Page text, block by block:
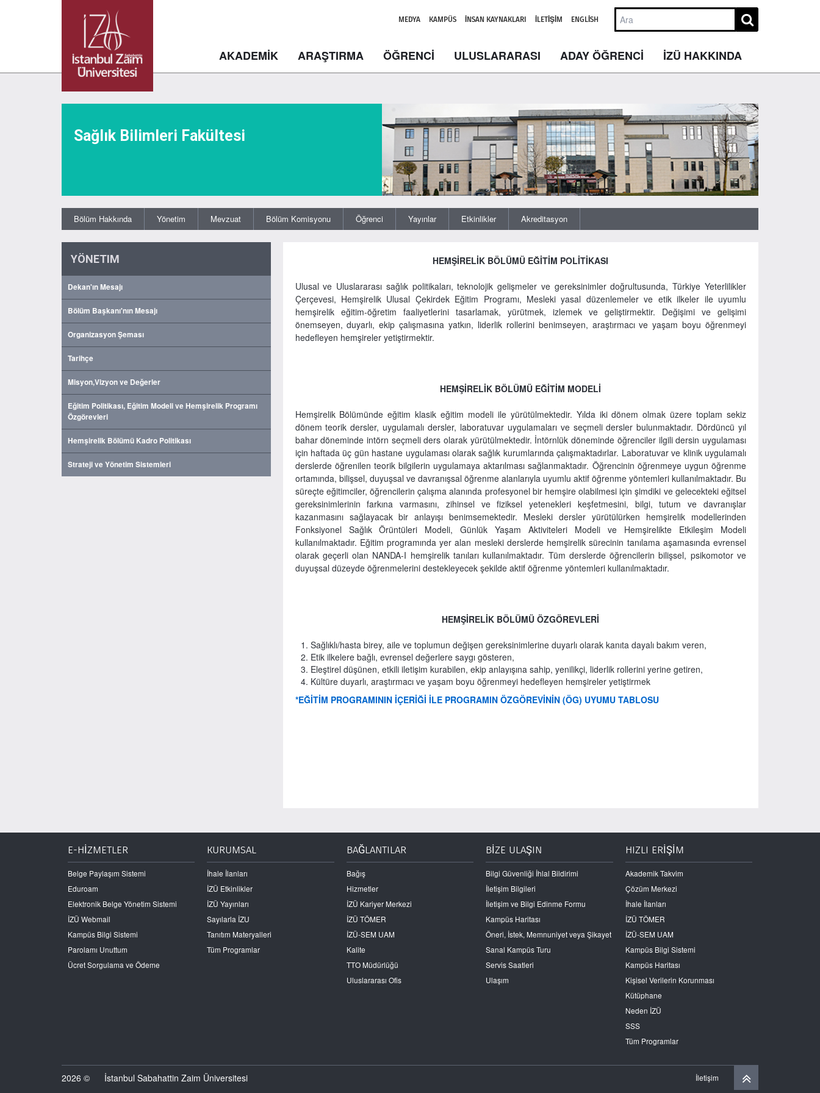
MEDYA KAMPÜS İNSAN KAYNAKLARI İLETIŞIM ENGLISH
AKADEMİK ARAŞTIRMA ÖĞRENCİ ULUSLARARASI ADAY ÖĞRENCİ İZÜ HAKKINDA
Sağlık Bilimleri Fakültesi
Bölüm Hakkında Yönetim Mevzuat Bölüm Komisyonu Öğrenci Yayınlar Etkinlikler Akreditasyon
YÖNETIM
Dekan'ın Mesajı
Bölüm Başkanı'nın Mesajı
Organizasyon Şeması
Tarihçe
Misyon,Vizyon ve Değerler
Eğitim Politikası, Eğitim Modeli ve Hemşirelik Programı
Özgörevleri
Hemşirelik Bölümü Kadro Politikası
Strateji ve Yönetim Sistemleri
HEMŞİRELİK BÖLÜMÜ EĞİTİM POLİTİKASI
Ulusal ve Uluslararası sağlık politikaları, teknolojik gelişmeler ve gereksinimler doğrultusunda, Türkiye Yeterlilikler
Çerçevesi, Hemşirelik Ulusal Çekirdek Eğitim Programı, Mesleki yasal düzenlemeler ve etik ilkeler ile uyumlu
hemşirelik eğitim-öğretim faaliyetlerini tasarlamak, yürütmek, izlemek ve geliştirmektir. Değişimi ve gelişimi
önemseyen, duyarlı, ekip çalışmasına yatkın, liderlik rollerini benimseyen, araştırmacı ve yaşam boyu öğrenmeyi
hedefleyen hemşireler yetiştirmektir.
HEMŞİRELİK BÖLÜMÜ EĞİTİM MODELİ
Hemşirelik Bölümünde eğitim klasik eğitim modeli ile yürütülmektedir. Yılda iki dönem olmak üzere toplam sekiz
dönem teorik dersler, uygulamalı dersler, laboratuvar uygulamaları ve seçmeli dersler bulunmaktadır. Dördüncü yıl
bahar döneminde intörn seçmeli ders olarak yürütülmektedir. İntörnlük döneminde öğrenciler ilgili dersin uygulaması
için haftada üç gün hastane uygulaması olarak sağlık kurumlarında çalışmaktadırlar. Laboratuvar ve klinik uygulamalı
derslerde öğrenilen teorik bilgilerin uygulamaya aktarılması sağlanmaktadır. Öğrencinin öğrenmeye uygun öğrenme
ortamında, bilişsel, duyuşsal ve davranışsal öğrenme alanlarıyla uyumlu aktif öğrenme yöntemleri kullanılmaktadır. Bu
süreçte eğitimciler, öğrencilerin çalışma alanında profesyonel bir hemşire olabilmesi için şimdiki ve gelecekteki eğitsel
gereksinimlerinin farkına varmasını, zihinsel ve fiziksel yetenekleri keşfetmesini, bilgi, tutum ve davranışlar
kazanmasını sağlayacak bir anlayışı benimsemektedir. Mesleki dersler yürütülürken hemşirelik modellerinden
Fonksiyonel Sağlık Örüntüleri Modeli, Günlük Yaşam Aktiviteleri Modeli ve Hemşirelikte Etkileşim Modeli
kullanılmaktadır. Eğitim programında yer alan mesleki derslerde hemşirelik sürecinin tanılama aşamasında evrensel
olarak geçerli olan NANDA-I hemşirelik tanıları kullanılmaktadır. Tüm derslerde öğrencilerin bilişsel, psikomotor ve
duyuşsal düzeyde öğrenmelerini destekleyecek şekilde aktif öğrenme yöntemleri kullanılmaktadır.
HEMŞİRELİK BÖLÜMÜ ÖZGÖREVLERİ
Sağlıklı/hasta birey, aile ve toplumun değişen gereksinimlerine duyarlı olarak kanıta dayalı bakım veren,
Etik ilkelere bağlı, evrensel değerlere saygı gösteren,
Eleştirel düşünen, etkili iletişim kurabilen, ekip anlayışına sahip, yenilikçi, liderlik rollerini yerine getiren,
Kültüre duyarlı, araştırmacı ve yaşam boyu öğrenmeyi hedefleyen hemşireler yetiştirmek
*EĞİTİM PROGRAMININ İÇERİĞİ İLE PROGRAMIN ÖZGÖREVİNİN (ÖG) UYUMU TABLOSU
E-HİZMETLER
Belge Paylaşım Sistemi
Eduroam
Elektronik Belge Yönetim Sistemi
İZÜ Webmail
Kampüs Bilgi Sistemi
Parolamı Unuttum
Ücret Sorgulama ve Ödeme
KURUMSAL
İhale İlanları
İZÜ Etkinlikler
İZÜ Yayınları
Sayılarla İZU
Tanıtım Materyalleri
Tüm Programlar
BAĞLANTILAR
Bağış
Hizmetler
İZÜ Kariyer Merkezi
İZÜ TÖMER
İZÜ-SEM UAM
Kalite
TTO Müdürlüğü
Uluslararası Ofis
BİZE ULAŞIN
Bilgi Güvenliği İhlal Bildirimi
İletişim Bilgileri
İletişim ve Bilgi Edinme Formu
Kampüs Haritası
Öneri, İstek, Memnuniyet veya Şikayet
Sanal Kampüs Turu
Servis Saatleri
Ulaşım
HIZLI ERİŞİM
Akademik Takvim
Çözüm Merkezi
İhale İlanları
İZÜ TÖMER
İZÜ-SEM UAM
Kampüs Bilgi Sistemi
Kampüs Haritası
Kişisel Verilerin Korunması
Kütüphane
Neden İZÜ
SSS
Tüm Programlar
2026 © İstanbul Sabahattin Zaim Üniversitesi İletişim